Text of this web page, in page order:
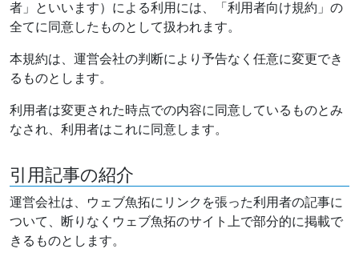
者」といいます）による利用には、「利用者向け規約」の
全てに同意したものとして扱われます。
本規約は、運営会社の判断により予告なく任意に変更でき
るものとします。
利用者は変更された時点での内容に同意しているものとみ
なされ、利用者はこれに同意します。
引用記事の紹介
運営会社は、ウェブ魚拓にリンクを張った利用者の記事に
ついて、断りなくウェブ魚拓のサイト上で部分的に掲載で
きるものとします。